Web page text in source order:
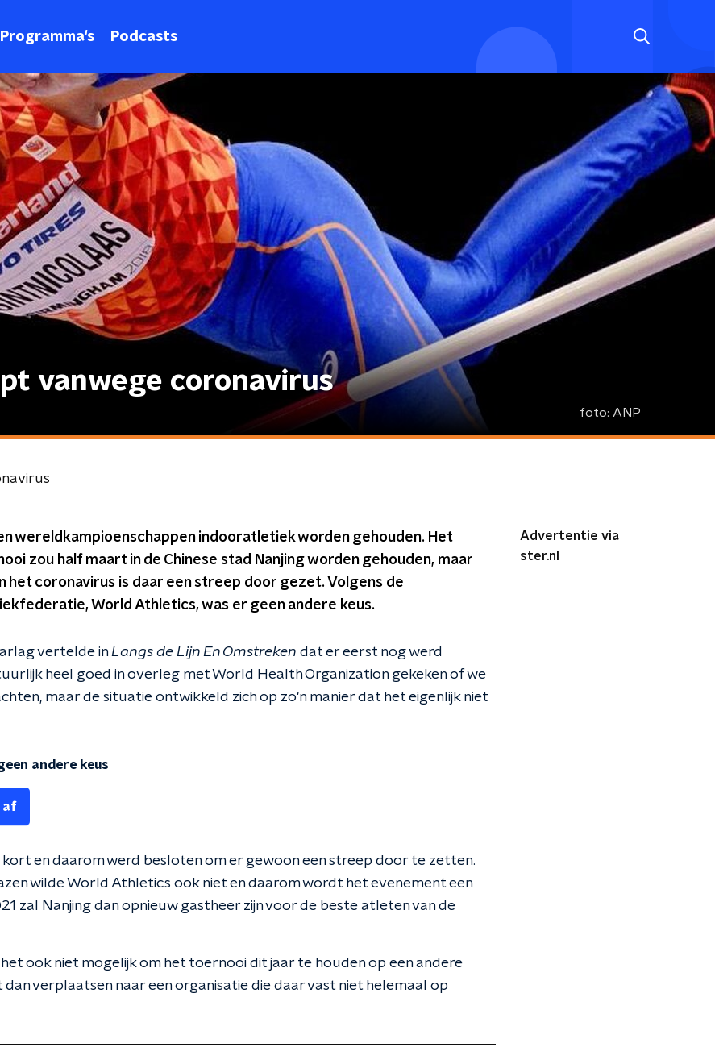
Programma's Podcasts
vanwege coronavirus
foto: ANP
wereldkampioenschappen indooratletiek worden gehouden. Het
zou half maart in de Chinese stad Nanjing worden gehouden, maar
het coronavirus is daar een streep door gezet. Volgens de
World Athletics, was er geen andere keus.
vertelde inLangs de Lijn En Omstreken dat er eerst nog werd
heel goed in overleg met World Health Organization gekeken of we
maar de situatie ontwikkeld zich op zo'n manier dat het eigenlijk niet
andere keus
af
kort en daarom werd besloten om er gewoon een streep door te zetten.
wilde World Athletics ook niet en daarom wordt het evenement een
zal Nanjing dan opnieuw gastheer zijn voor de beste atleten van de
ook niet mogelijk om het toernooi dit jaar te houden op een andere
dan verplaatsen naar een organisatie die daar vast niet helemaal op
Advertentie via
ster.nl